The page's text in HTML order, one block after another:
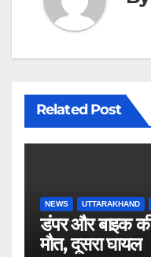
Related Post
NEWS UTTARAKHAND
डंपर और बाइक
मौत, दूसरा घायल